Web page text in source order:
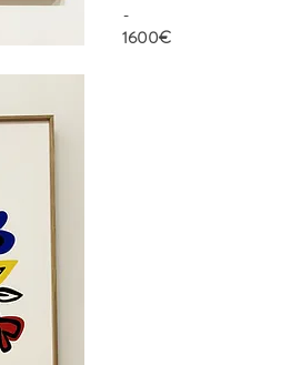
​-
1600€